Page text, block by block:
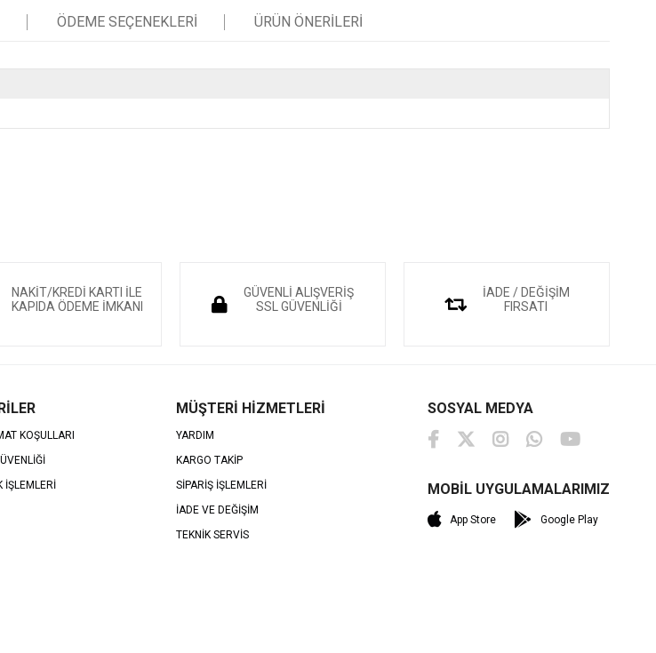
ÖDEME SEÇENEKLERI ÜRÜN ÖNERILERI
NAKİT/KREDİ KARTI İLE
KAPIDA ÖDEME İMKANI
GÜVENLİ ALIŞVERİŞ
SSL GÜVENLİĞİ
İADE / DEĞİŞİM
FIRSATI
KOŞULLARI
İŞLEMLERİ
MÜŞTERİ HİZMETLERİ
YARDIM
KARGO TAKİP
SİPARİŞ İŞLEMLERİ
İADE VE DEĞİŞİM
TEKNİK SERVİS
SOSYAL MEDYA
MOBİL UYGULAMALARIMIZ
App Store Google Play